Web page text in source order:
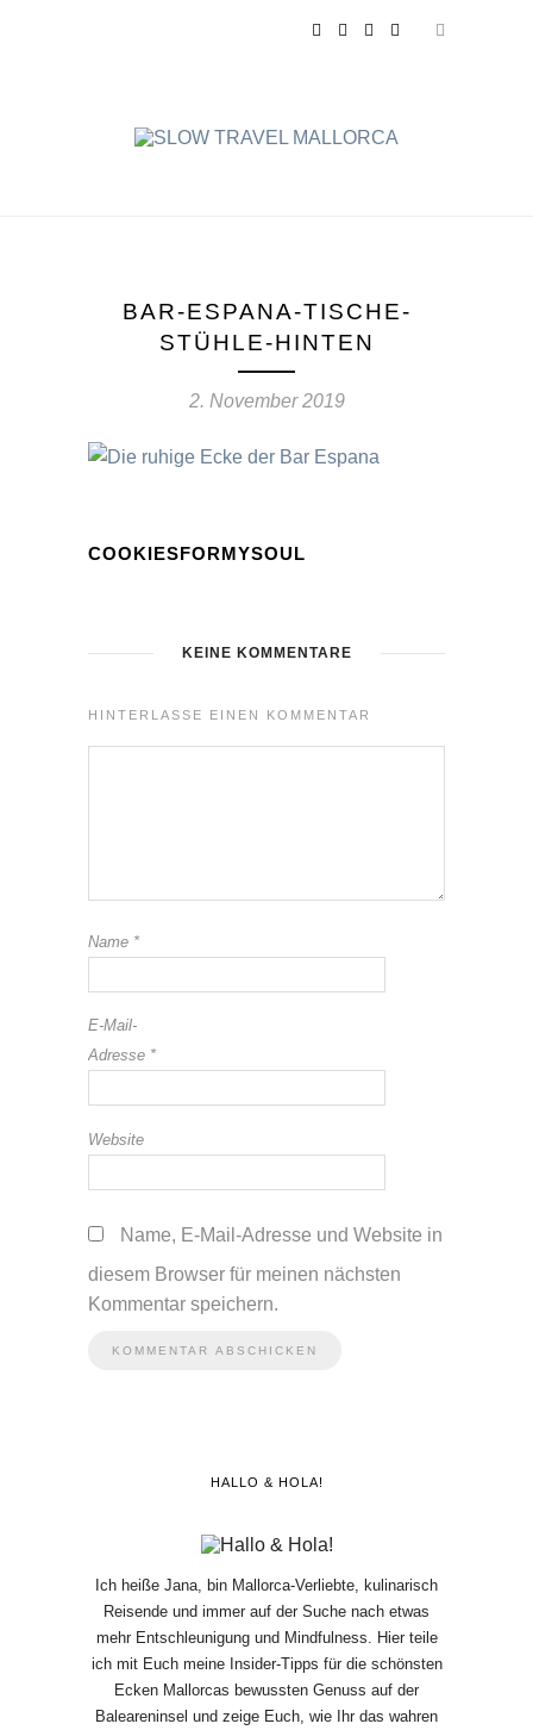
BAR-ESPANA-TISCHE-
STÜHLE-HINTEN
2. November 2019
COOKIESFORMYSOUL
KEINE KOMMENTARE
HINTERLASSE EINEN KOMMENTAR
Name *
E-Mail-
Adresse *
Website
Name, E-Mail-Adresse und Website in
diesem Browser für meinen nächsten
Kommentar speichern.
HALLO & HOLA!
Ich heiße Jana, bin Mallorca-Verliebte, kulinarisch
Reisende und immer auf der Suche nach etwas
mehr Entschleunigung und Mindfulness. Hier teile
ich mit Euch meine Insider-Tipps für die schönsten
Ecken Mallorcas bewussten Genuss auf der
Baleareninsel und zeige Euch, wie Ihr das wahren